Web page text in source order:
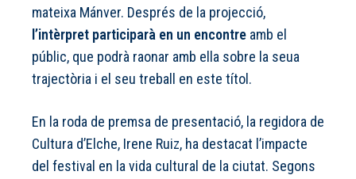
mateixa Mánver. Després de la projecció,
l’intèrpret participarà en un encontre amb el
públic, que podrà raonar amb ella sobre la seua
trajectòria i el seu treball en este títol.
En la roda de premsa de presentació, la regidora de
Cultura d’Elche, Irene Ruiz, ha destacat l’impacte
del festival en la vida cultural de la ciutat. Segons